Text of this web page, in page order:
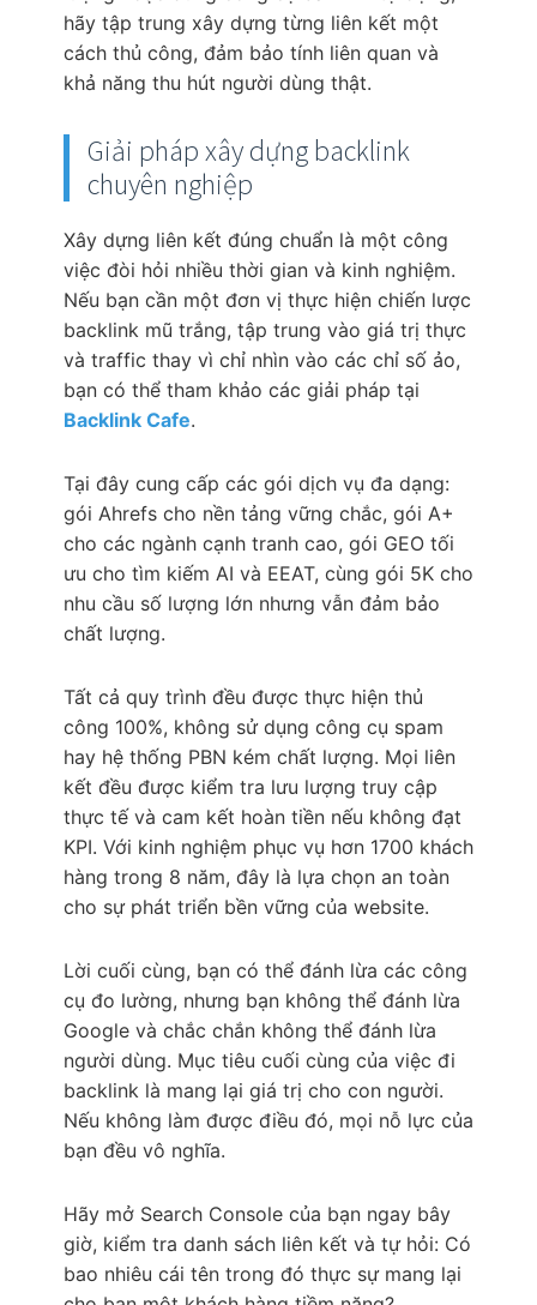
hãy tập trung xây dựng từng liên kết một
cách thủ công, đảm bảo tính liên quan và
khả năng thu hút người dùng thật.
Giải pháp xây dựng backlink
chuyên nghiệp
Xây dựng liên kết đúng chuẩn là một công
việc đòi hỏi nhiều thời gian và kinh nghiệm.
Nếu bạn cần một đơn vị thực hiện chiến lược
backlink mũ trắng, tập trung vào giá trị thực
và traffic thay vì chỉ nhìn vào các chỉ số ảo,
bạn có thể tham khảo các giải pháp tại
Backlink Cafe.
Tại đây cung cấp các gói dịch vụ đa dạng:
gói Ahrefs cho nền tảng vững chắc, gói A+
cho các ngành cạnh tranh cao, gói GEO tối
ưu cho tìm kiếm AI và EEAT, cùng gói 5K cho
nhu cầu số lượng lớn nhưng vẫn đảm bảo
chất lượng.
Tất cả quy trình đều được thực hiện thủ
công 100%, không sử dụng công cụ spam
hay hệ thống PBN kém chất lượng. Mọi liên
kết đều được kiểm tra lưu lượng truy cập
thực tế và cam kết hoàn tiền nếu không đạt
KPI. Với kinh nghiệm phục vụ hơn 1700 khách
hàng trong 8 năm, đây là lựa chọn an toàn
cho sự phát triển bền vững của website.
Lời cuối cùng, bạn có thể đánh lừa các công
cụ đo lường, nhưng bạn không thể đánh lừa
Google và chắc chắn không thể đánh lừa
người dùng. Mục tiêu cuối cùng của việc đi
backlink là mang lại giá trị cho con người.
Nếu không làm được điều đó, mọi nỗ lực của
bạn đều vô nghĩa.
Hãy mở Search Console của bạn ngay bây
giờ, kiểm tra danh sách liên kết và tự hỏi: Có
bao nhiêu cái tên trong đó thực sự mang lại